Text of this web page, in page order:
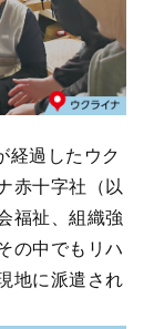
経過したウク
赤十字社（以
福祉、組織強
の中でもリハ
地に派遣され